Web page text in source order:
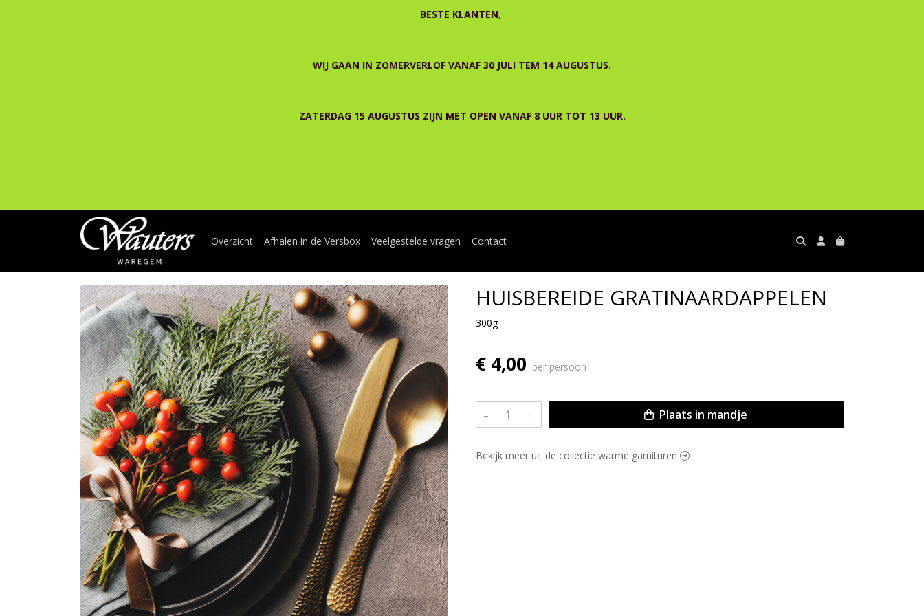
BESTE KLANTEN,
WIJ GAAN IN ZOMERVERLOF VANAF 30 JULI TEM 14 AUGUSTUS.
ZATERDAG 15 AUGUSTUS ZIJN MET OPEN VANAF 8 UUR TOT 13 UUR.
Overzicht Afhalen in de Versbox Veelgestelde vragen Contact
HUISBEREIDE GRATINAARDAPPELEN
300g
€ 4,00 per persoon
– + Plaats in mandje
Bekijk meer uit de collectie warme garnituren